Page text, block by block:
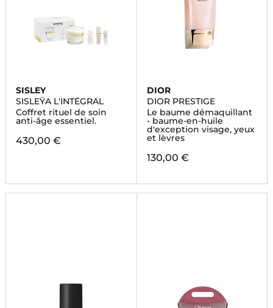
SISLEY
SISLEŸA L'INTÉGRAL
Coffret rituel de soin
anti-âge essentiel.
430,00 €
DIOR
DIOR PRESTIGE
Le baume démaquillant
- baume-en-huile
d'exception visage, yeux
et lèvres
130,00 €